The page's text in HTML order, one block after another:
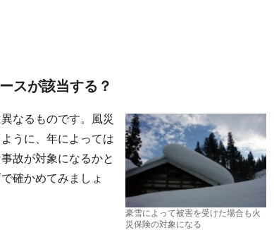
スが該当する？
豪雪によって被害を受けた場合も火
災保険の対象になる
なるものです。風災
うに、年によっては
故が対象になるかと
確かめてみましょ